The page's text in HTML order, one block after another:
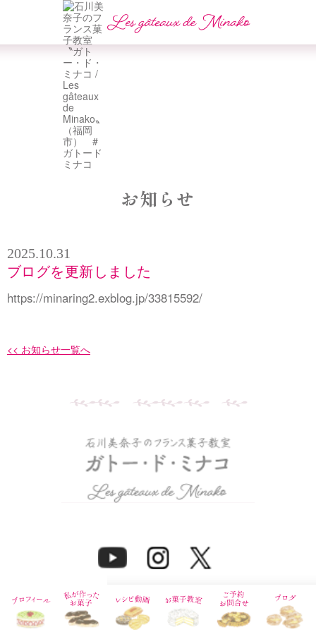
お知らせ
2025.10.31
ブログを更新しました
https://minaring2.exblog.jp/33815592/
<< お知らせ一覧へ